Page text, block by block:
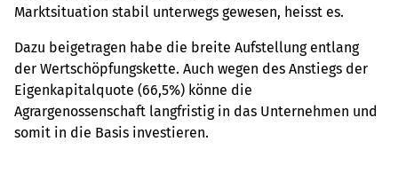
Marktsituation stabil unterwegs gewesen, heisst es.
Dazu beigetragen habe die breite Aufstellung entlang
der Wertschöpfungskette. Auch wegen des Anstiegs der
Eigenkapitalquote (66,5%) könne die
Agrargenossenschaft langfristig in das Unternehmen und
somit in die Basis investieren.